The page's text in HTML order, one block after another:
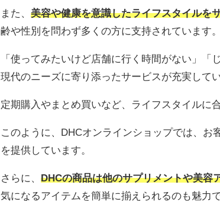
また、 美容や健康を意識したライフスタイルを
齢や性別を問わず多くの方に支持されています。
「使ってみたいけど店舗に行く時間がない」「
現代のニーズに寄り添ったサービスが充実して
定期購入やまとめ買いなど、ライフスタイルに
このように、DHCオンラインショップでは、
を提供しています。
さらに、 DHCの商品は他のサプリメントや美容
気になるアイテムを簡単に揃えられるのも魅力で